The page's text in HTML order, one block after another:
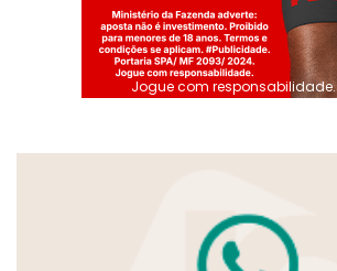
Jogue com responsabilidade.